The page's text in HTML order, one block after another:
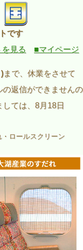
です
見る
■マイページ
まで、休業をさせて
返信ができませんの
ては、8月18日
・ロールスクリーン